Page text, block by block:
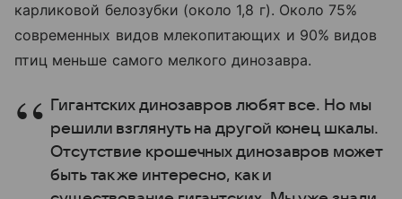
карликовой белозубки (около 1,8 г). Около 75%
современных видов млекопитающих и 90% видов
птиц меньше самого мелкого динозавра.
Гигантских динозавров любят все. Но мы
решили взглянуть на другой конец шкалы.
Отсутствие крошечных динозавров может
быть так же интересно, как и